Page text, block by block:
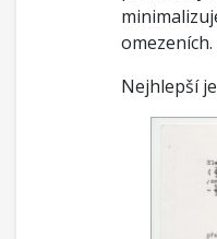
omezeních.
Nejhlepší